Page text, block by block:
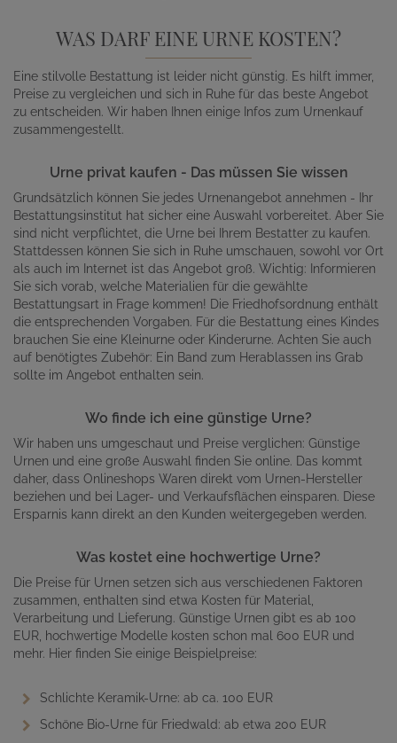
WAS DARF EINE URNE KOSTEN?
Eine stilvolle Bestattung ist leider nicht günstig. Es hilft immer,
Preise zu vergleichen und sich in Ruhe für das beste Angebot
zu entscheiden. Wir haben Ihnen einige Infos zum Urnenkauf
zusammengestellt.
Urne privat kaufen - Das müssen Sie wissen
Grundsätzlich können Sie jedes Urnenangebot annehmen - Ihr
Bestattungsinstitut hat sicher eine Auswahl vorbereitet. Aber Sie
sind nicht verpflichtet, die Urne bei Ihrem Bestatter zu kaufen.
Stattdessen können Sie sich in Ruhe umschauen, sowohl vor Ort
als auch im Internet ist das Angebot groß. Wichtig: Informieren
Sie sich vorab, welche Materialien für die gewählte
Bestattungsart in Frage kommen! Die Friedhofsordnung enthält
die entsprechenden Vorgaben. Für die Bestattung eines Kindes
brauchen Sie eine Kleinurne oder Kinderurne. Achten Sie auch
auf benötigtes Zubehör: Ein Band zum Herablassen ins Grab
sollte im Angebot enthalten sein.
Wo finde ich eine günstige Urne?
Wir haben uns umgeschaut und Preise verglichen: Günstige
Urnen und eine große Auswahl finden Sie online. Das kommt
daher, dass Onlineshops Waren direkt vom Urnen-Hersteller
beziehen und bei Lager- und Verkaufsflächen einsparen. Diese
Ersparnis kann direkt an den Kunden weitergegeben werden.
Was kostet eine hochwertige Urne?
Die Preise für Urnen setzen sich aus verschiedenen Faktoren
zusammen, enthalten sind etwa Kosten für Material,
Verarbeitung und Lieferung. Günstige Urnen gibt es ab 100
EUR, hochwertige Modelle kosten schon mal 600 EUR und
mehr. Hier finden Sie einige Beispielpreise:
Schlichte Keramik-Urne: ab ca. 100 EUR
Schöne Bio-Urne für Friedwald: ab etwa 200 EUR